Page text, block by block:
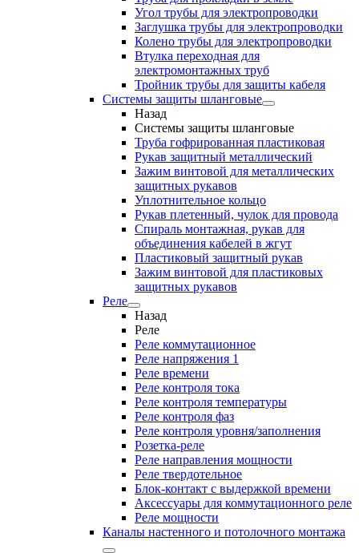
Угол трубы для электропроводки
Заглушка трубы для электропроводки
Колено трубы для электропроводки
Втулка переходная для
электромонтажных труб
Тройник трубы для защиты кабеля
Системы защиты шланговые
Назад
Системы защиты шланговые
Труба гофрированная пластиковая
Рукав защитный металлический
Зажим винтовой для металлических
защитных рукавов
Уплотнительное кольцо
Рукав плетенный, чулок для провода
Спираль монтажная, рукав для
объединения кабелей в жгут
Пластиковый защитный рукав
Зажим винтовой для пластиковых
защитных рукавов
Реле
Назад
Реле
Реле коммутационное
Реле напряжения 1
Реле времени
Реле контроля тока
Реле контроля температуры
Реле контроля фаз
Реле контроля уровня/заполнения
Розетка-реле
Реле направления мощности
Реле твердотельное
Блок-контакт с выдержкой времени
Аксессуары для коммутационного реле
Реле мощности
Каналы настенного и потолочного монтажа